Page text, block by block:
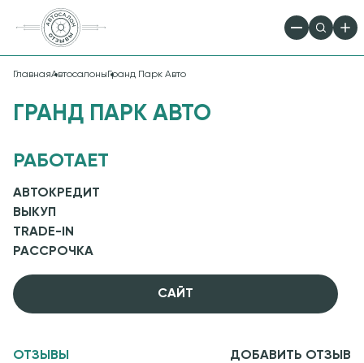
ГлавнаяАвтосалоны Гранд Парк Авто
ГРАНД ПАРК АВТО
РАБОТАЕТ
АВТОКРЕДИТ
ВЫКУП
TRADE-IN
РАССРОЧКА
CАЙТ
ОТЗЫВЫ ДОБАВИТЬ ОТЗЫВ